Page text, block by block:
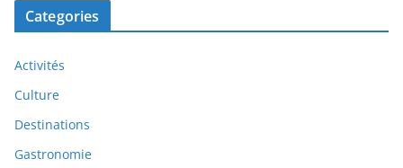
Categories
Activités
Culture
Destinations
Gastronomie